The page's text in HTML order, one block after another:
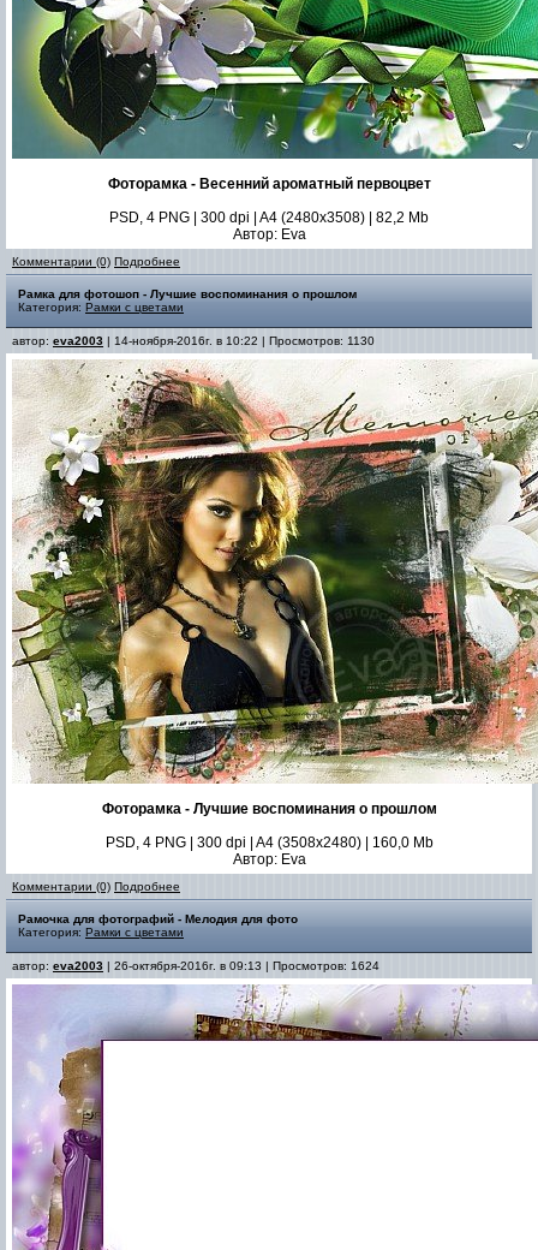
Фоторамка - Весенний ароматный первоцвет
PSD, 4 PNG | 300 dpi | A4 (2480x3508) | 82,2 Mb
Автор: Eva
Комментарии (0) Подробнее
Рамка для фотошоп - Лучшие воспоминания о прошлом
Категория: Рамки с цветами
автор: eva2003 | 14-ноября-2016г. в 10:22 | Просмотров: 1130
Фоторамка - Лучшие воспоминания о прошлом
PSD, 4 PNG | 300 dpi | A4 (3508x2480) | 160,0 Mb
Автор: Eva
Комментарии (0) Подробнее
Рамочка для фотографий - Мелодия для фото
Категория: Рамки с цветами
автор: eva2003 | 26-октября-2016г. в 09:13 | Просмотров: 1624